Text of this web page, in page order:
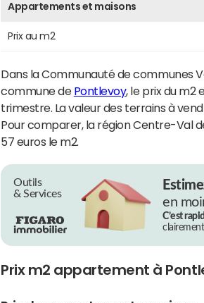
Appartements et maisons
Prix au m2
Dans la Communauté de communes
commune de Pontlevoy, le prix du m2
trimestre. La valeur des terrains à
Pour comparer, la région Centre-Val
57 euros le m2.
Outils
& Services
en
C’est
Prix m2 appartement à